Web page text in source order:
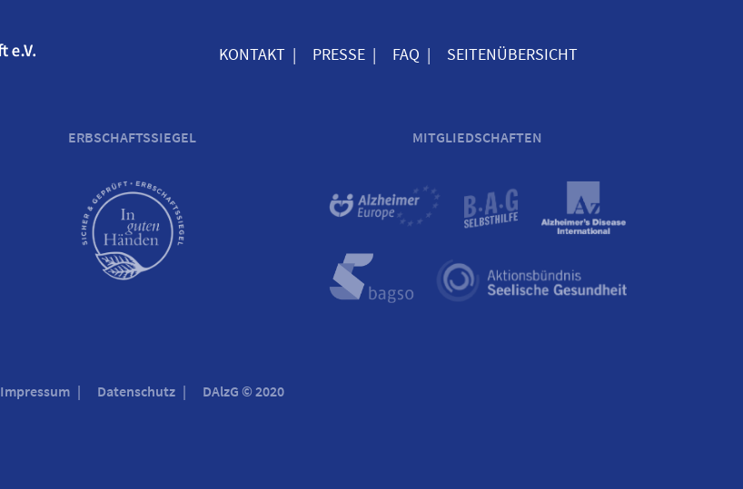
KONTAKT PRESSE FAQ SEITENÜBERSICHT
ERBSCHAFTSSIEGEL MITGLIEDSCHAFTEN
Impressum Datenschutz DAlzG © 2020